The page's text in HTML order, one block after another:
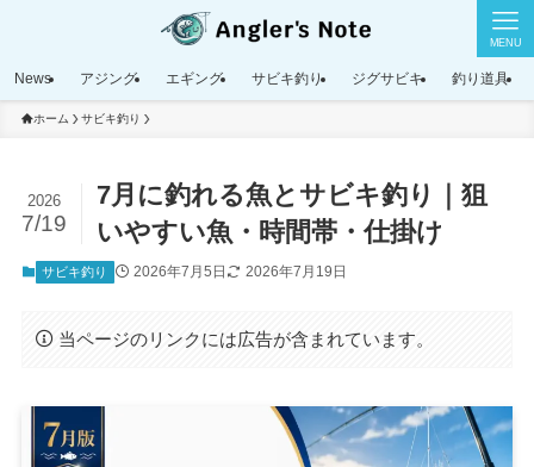
MENU
News アジング エギング サビキ釣り ジグサビキ 釣り道具
ホーム サビキ釣り
7月に釣れる魚とサビキ釣り｜狙
いやすい魚・時間帯・仕掛け
2026
7/19
サビキ釣り 2026年7月5日 2026年7月19日
当ページのリンクには広告が含まれています。